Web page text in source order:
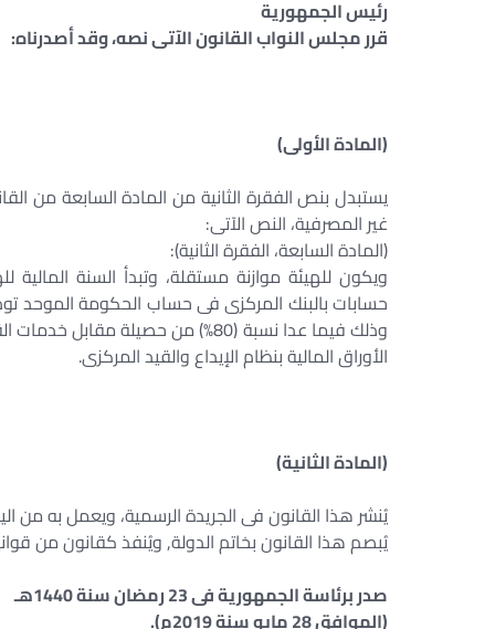
رئيس الجمهورية
قرر مجلس النواب القانون الآتى نصه، وقد أصدرناه:
(المادة الأولى)
غير المصرفية، النص الآتى:
(المادة السابعة، الفقرة الثانية):
ويكون للهيئة موازنة مستقلة، وتبدأ السنة المالية
حسابات بالبنك المركزى فى حساب الحكومة الموحد
وذلك فيما عدا نسبة (80%) من حصيلة
الأوراق المالية بنظام الإيداع والقيد المركزى.
(المادة الثانية)
يُنشر هذا القانون فى الجريدة الرسمية، ويعمل به من
يُبصم هذا القانون بخاتم الدولة, ويُنفذ كقانون من
صدر برئاسة الجمهورية فى 23 رمضان سنة 1440هـ
(الموافق 28 مايو سنة 2019م).